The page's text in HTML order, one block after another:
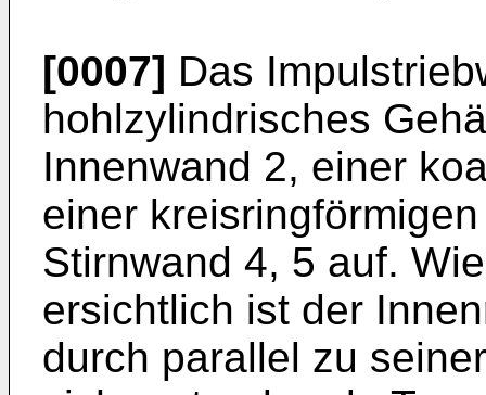
[0007] Das
hohlzylindrisches
Innenwand 2, einer
einer
Stirnwand 4, 5 auf.
ersichtlich ist der
durch parallel zu